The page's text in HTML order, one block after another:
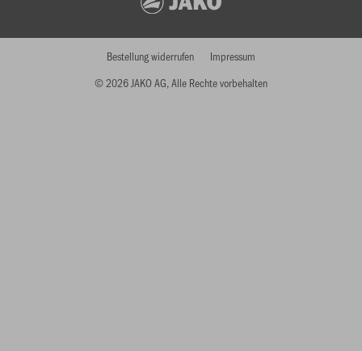
© 2026 JAKO AG, Alle Rechte vorbehalten
Bestellung widerrufen Impressum